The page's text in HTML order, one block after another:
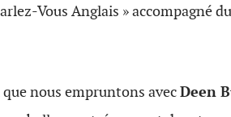
Vous Anglais » accompagné
que nous empruntons avecDeen